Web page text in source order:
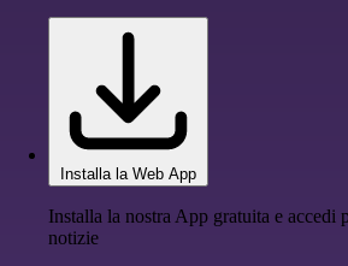
Installa la Web App
Installa la nostra App gratuita e accedi
notizie